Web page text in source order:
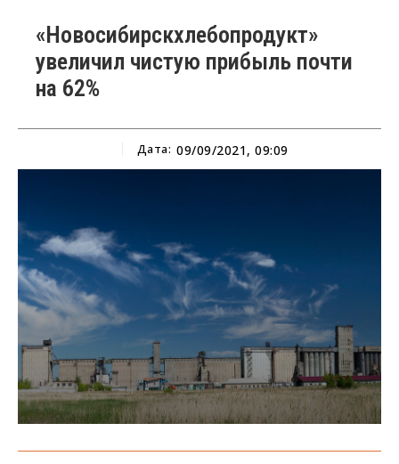
«Новосибирскхлебопродукт»
увеличил чистую прибыль почти
на 62%
Дата: 09/09/2021, 09:09